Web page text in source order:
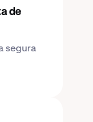
de
segura